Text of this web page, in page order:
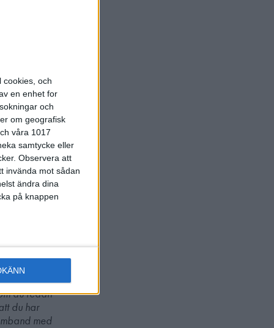
cookies, och
en enhet for
och
om geografisk
våra 1017
samtycke eller
Observera att
invända mot sådan
ändra dina
på knappen
(del 1)
(del 1),
(del
en
du redan
du har
med